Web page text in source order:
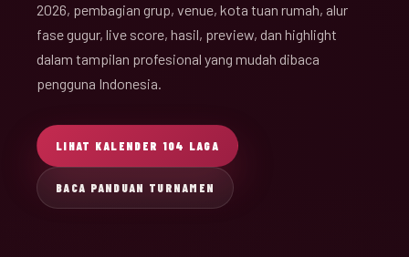
2026, pembagian grup, venue, kota tuan rumah, alur
fase gugur, live score, hasil, preview, dan highlight
dalam tampilan profesional yang mudah dibaca
pengguna Indonesia.
LIHAT KALENDER 104 LAGA
BACA PANDUAN TURNAMEN